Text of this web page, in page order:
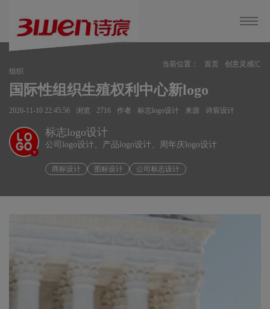
当前位置： 首页
创意灵感汇
组织
国际性组织生殖权利中心新logo
2020-11-10 22:45:56 浏览 2716 作者 标志logo设计 来源 诗宸设计
v
标志logo设计
公司logo设计、产品logo设计、周年庆logo设计
商标设计 图标设计 公司标志设计